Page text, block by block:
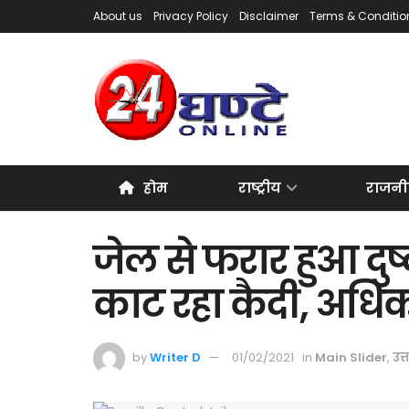
About us Privacy Policy Disclaimer Terms &
होम राष्ट्रीय
जेल से फरार हुआ
काट रहा कैदी,
byWriter D 01/02/2021 in Main Slider,